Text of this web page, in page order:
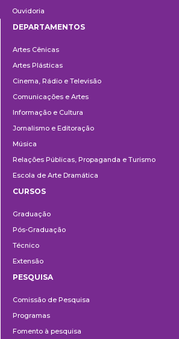
Ouvidoria
DEPARTAMENTOS
Artes Cênicas
Artes Plásticas
Cinema, Rádio e Televisão
Comunicações e Artes
Informação e Cultura
Jornalismo e Editoração
Música
Relações Públicas, Propaganda e Turismo
Escola de Arte Dramática
CURSOS
Graduação
Pós-Graduação
Técnico
Extensão
PESQUISA
Comissão de Pesquisa
Programas
Fomento à pesquisa